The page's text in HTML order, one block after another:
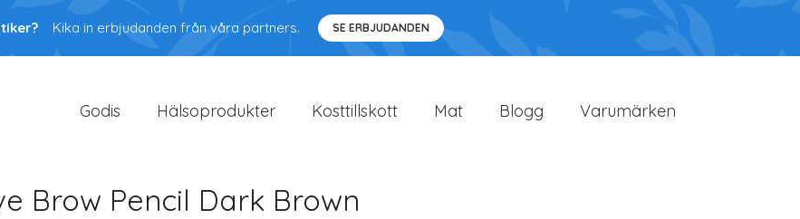
Kika in erbjudanden från våra partners. SE ERBJUDANDEN
Godis Hälsoprodukter Kosttillskott Mat Blogg Varumärken
Brow Pencil Dark Brown